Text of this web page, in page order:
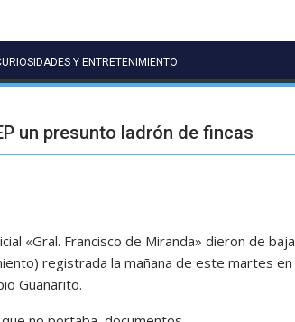
Y ENTRETENIMIENTO
un presunto ladrón de fincas
«Gral. Francisco de Miranda» dieron de baja
registrada la mañana de este martes en
Guanarito.